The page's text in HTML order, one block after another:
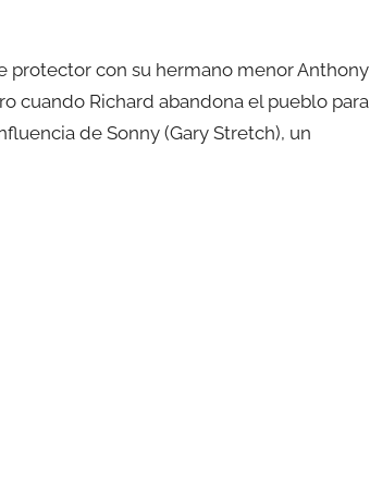
protector con su hermano menor Anthony
cuando Richard abandona el pueblo para
de Sonny (Gary Stretch), un